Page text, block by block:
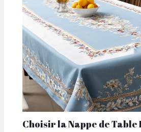
Choisir la Nappe de